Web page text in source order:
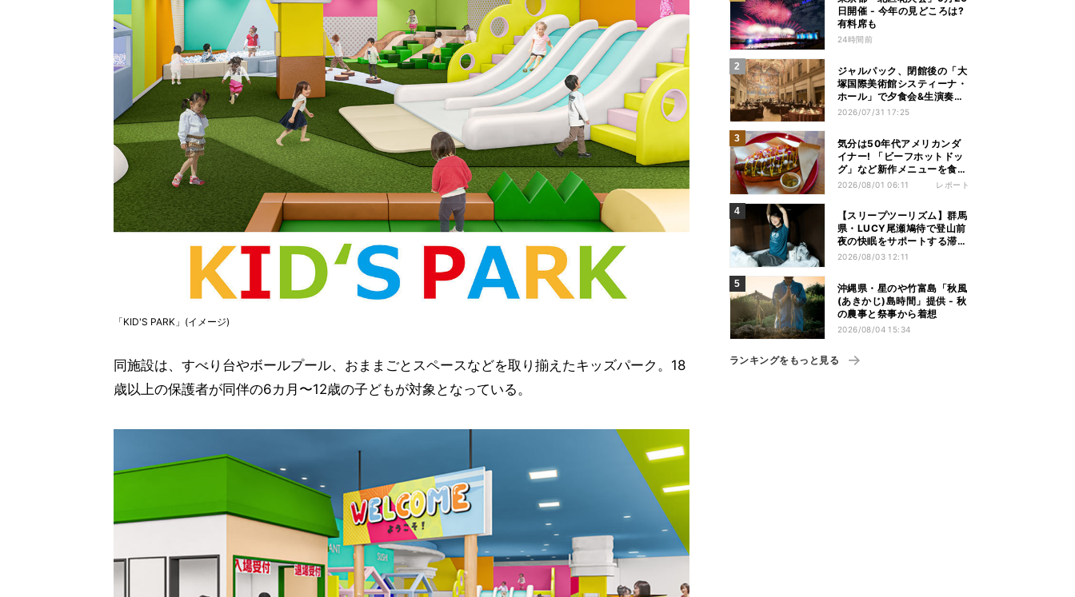
「KID'S PARK」(イメージ)
同施設は、すべり台やボールプール、おままごとスペースなどを取り揃えたキッズパーク。18
歳以上の保護者が同伴の6カ月〜12歳の子どもが対象となっている。
日開催 - 今年の見どころは?
有料席も
24時間前
ジャルパック、閉館後の「大
塚国際美術館システィーナ・
ホール」で夕食会&生演奏を
楽しむツアーを販売 – 徳島を
2026/07/31 17:25
気分は50年代アメリカンダ
イナー! 「ビーフホットドッ
グ」など新作メニューを食べ
てきた【1955 東京ベイ by
2026/08/01 06:11 レポート
【スリープツーリズム】群馬
県・LUCY尾瀬鳩待で登山前
夜の快眠をサポートする滞在
プラン提供 - 「ヒツジのいら
2026/08/03 12:11
沖縄県・星のや竹富島「秋風
(あきかじ)島時間」提供 - 秋
の農事と祭事から着想
2026/08/04 15:34
ランキングをもっと見る